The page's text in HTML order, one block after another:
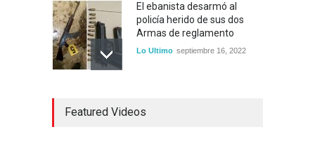
El ebanista desarmó al
policía herido de sus dos
Armas de reglamento
Lo Ultimo septiembre 16, 2022
carretera Los Jusos-Río
Featured Videos